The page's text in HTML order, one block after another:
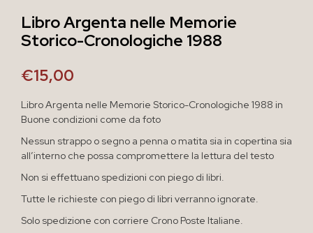
Libro Argenta nelle Memorie
Storico-Cronologiche 1988
€15,00
Libro Argenta nelle Memorie Storico-Cronologiche 1988 in
Buone condizioni come da foto
Nessun strappo o segno a penna o matita sia in copertina sia
all’interno che possa compromettere la lettura del testo
Non si effettuano spedizioni con piego di libri.
Tutte le richieste con piego di libri verranno ignorate.
Solo spedizione con corriere Crono Poste Italiane.